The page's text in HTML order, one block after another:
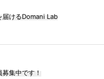
届けるDomani Lab
集中です！